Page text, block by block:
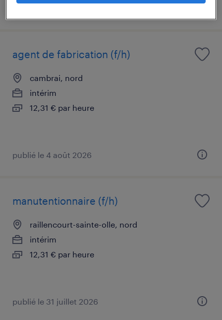
agent de fabrication (f/h)
cambrai, nord
intérim
12,31 € par heure
publié le 4 août 2026
manutentionnaire (f/h)
raillencourt-sainte-olle, nord
intérim
12,31 € par heure
publié le 31 juillet 2026